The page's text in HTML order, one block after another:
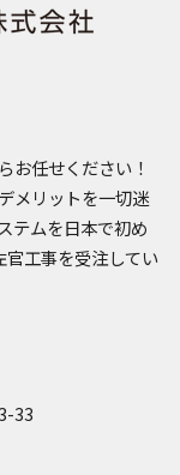
お任せください！
メリットを一切迷
テムを日本で初め
工事を受注してい
33